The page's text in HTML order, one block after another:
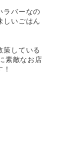
ラバーなの
しいごはん
策している
素敵なお店